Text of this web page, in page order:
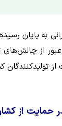
به
حمایت از